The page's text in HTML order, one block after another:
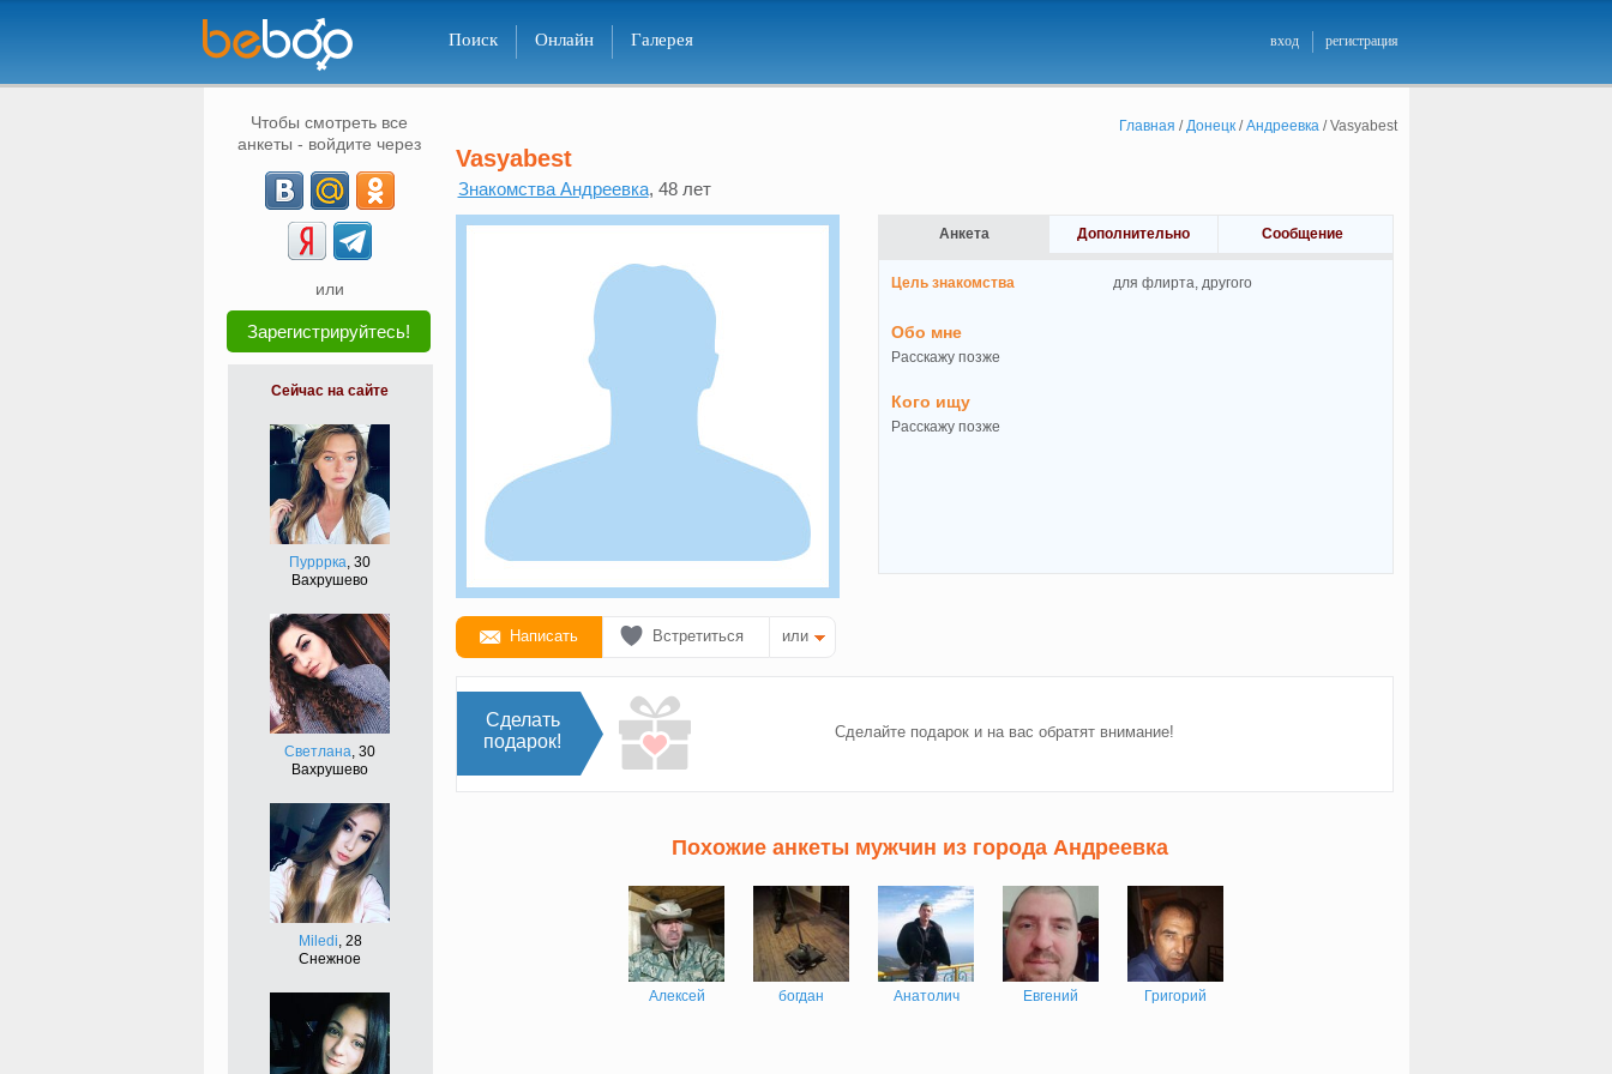
Поиск Онлайн Галерея вход регистрация
Чтобы смотреть все
анкеты - войдите через
или
Зарегистрируйтесь!
Сейчас на сайте
Пурррка, 30
Вахрушево
Светлана, 30
Вахрушево
Miledi, 28
Снежное
Главная /Донецк/Андреевка/Vasyabest
Vasyabest
Знакомства Андреевка, 48 лет
Написать Встретиться или
Анкета Дополнительно Сообщение
Цель знакомства для флирта, другого
Обо мне
Расскажу позже
Кого ищу
Расскажу позже
Сделать
подарок!
Сделайте подарок и на вас обратят внимание!
Похожие анкеты мужчин из города Андреевка
Алексей богдан Анатолич Евгений Григорий